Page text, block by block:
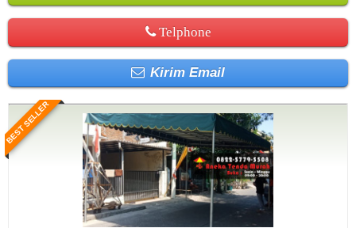
Telphone
Kirim Email
BEST SELLER